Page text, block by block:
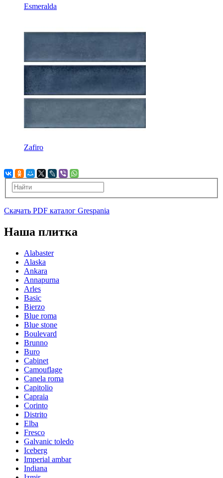
Esmeralda
Zafiro
Скачать PDF каталог Grespania
Наша плитка
Alabaster
Alaska
Ankara
Annapurna
Arles
Basic
Bierzo
Blue roma
Blue stone
Boulevard
Brunno
Buro
Cabinet
Camouflage
Canela roma
Capitolio
Capraia
Corinto
Distrito
Elba
Fresco
Galvanic toledo
Iceberg
Imperial ambar
Indiana